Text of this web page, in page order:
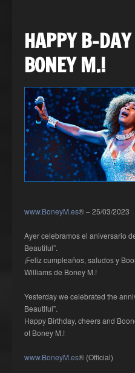
HAPPY B-
BONEY M.!
www.BoneyM.es® – 25/03/2023
Ayer celebramos el aniversario
Beautiful”.
¡Feliz cumpleaños, saludos y
Williams de Boney M.!
Yesterday we celebrated the
Beautiful”.
Happy Birthday, cheers and
of Boney M.!
www.BoneyM.es® (Official)